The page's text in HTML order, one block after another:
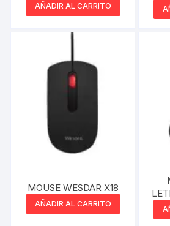
AÑADIR AL CARRITO
MOUSE WESDAR X18
AÑADIR AL CARRITO